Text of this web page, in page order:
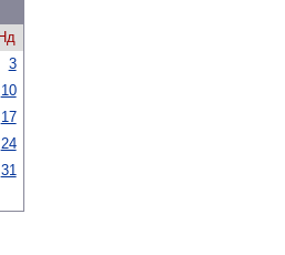
3
10
17
24
31